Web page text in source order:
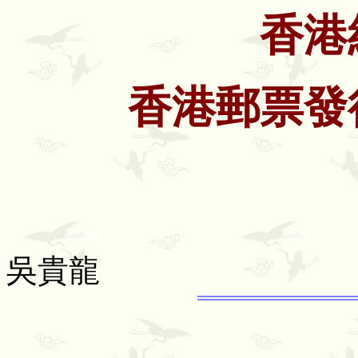
香
香港郵票
吳貴龍